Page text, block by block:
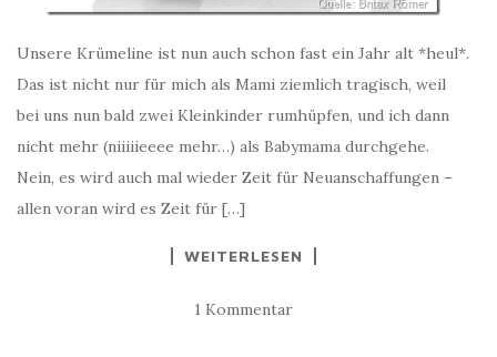
Unsere Krümeline ist nun auch schon fast ein Jahr alt *heul*.
Das ist nicht nur für mich als Mami ziemlich tragisch, weil
bei uns nun bald zwei Kleinkinder rumhüpfen, und ich dann
nicht mehr (niiiiieeee mehr…) als Babymama durchgehe.
Nein, es wird auch mal wieder Zeit für Neuanschaffungen –
allen voran wird es Zeit für […]
WEITERLESEN
1 Kommentar